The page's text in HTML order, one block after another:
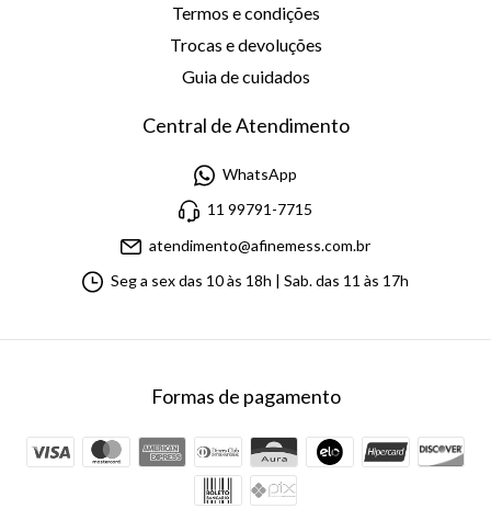
Termos e condições
Trocas e devoluções
Guia de cuidados
Central de Atendimento
WhatsApp
11 99791-7715
atendimento@afinemess.com.br
Seg a sex das 10 às 18h | Sab. das 11 às 17h
Formas de pagamento